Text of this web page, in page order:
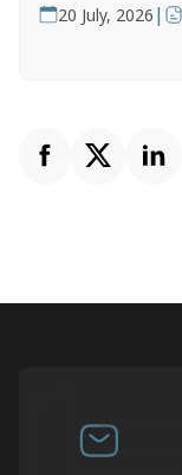
20 July, 2026 |